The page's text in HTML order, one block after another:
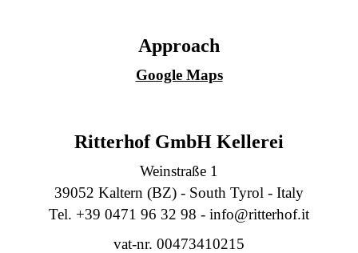
Approach
Google Maps
Ritterhof GmbH Kellerei
Weinstraße 1
39052 Kaltern (BZ) - South Tyrol - Italy
Tel. +39 0471 96 32 98 - info@ritterhof.it
vat-nr. 00473410215